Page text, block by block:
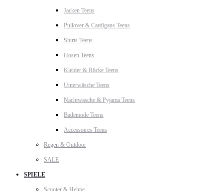
Jacken Teens
Pullover & Cardigans Teens
Shirts Teens
Hosen Teens
Kleider & Röcke Teens
Unterwäsche Teens
Nachtwäsche & Pyjama Teens
Bademode Teens
Accessoires Teens
Regen & Outdoor
SALE
SPIELE
Scooter & Helme